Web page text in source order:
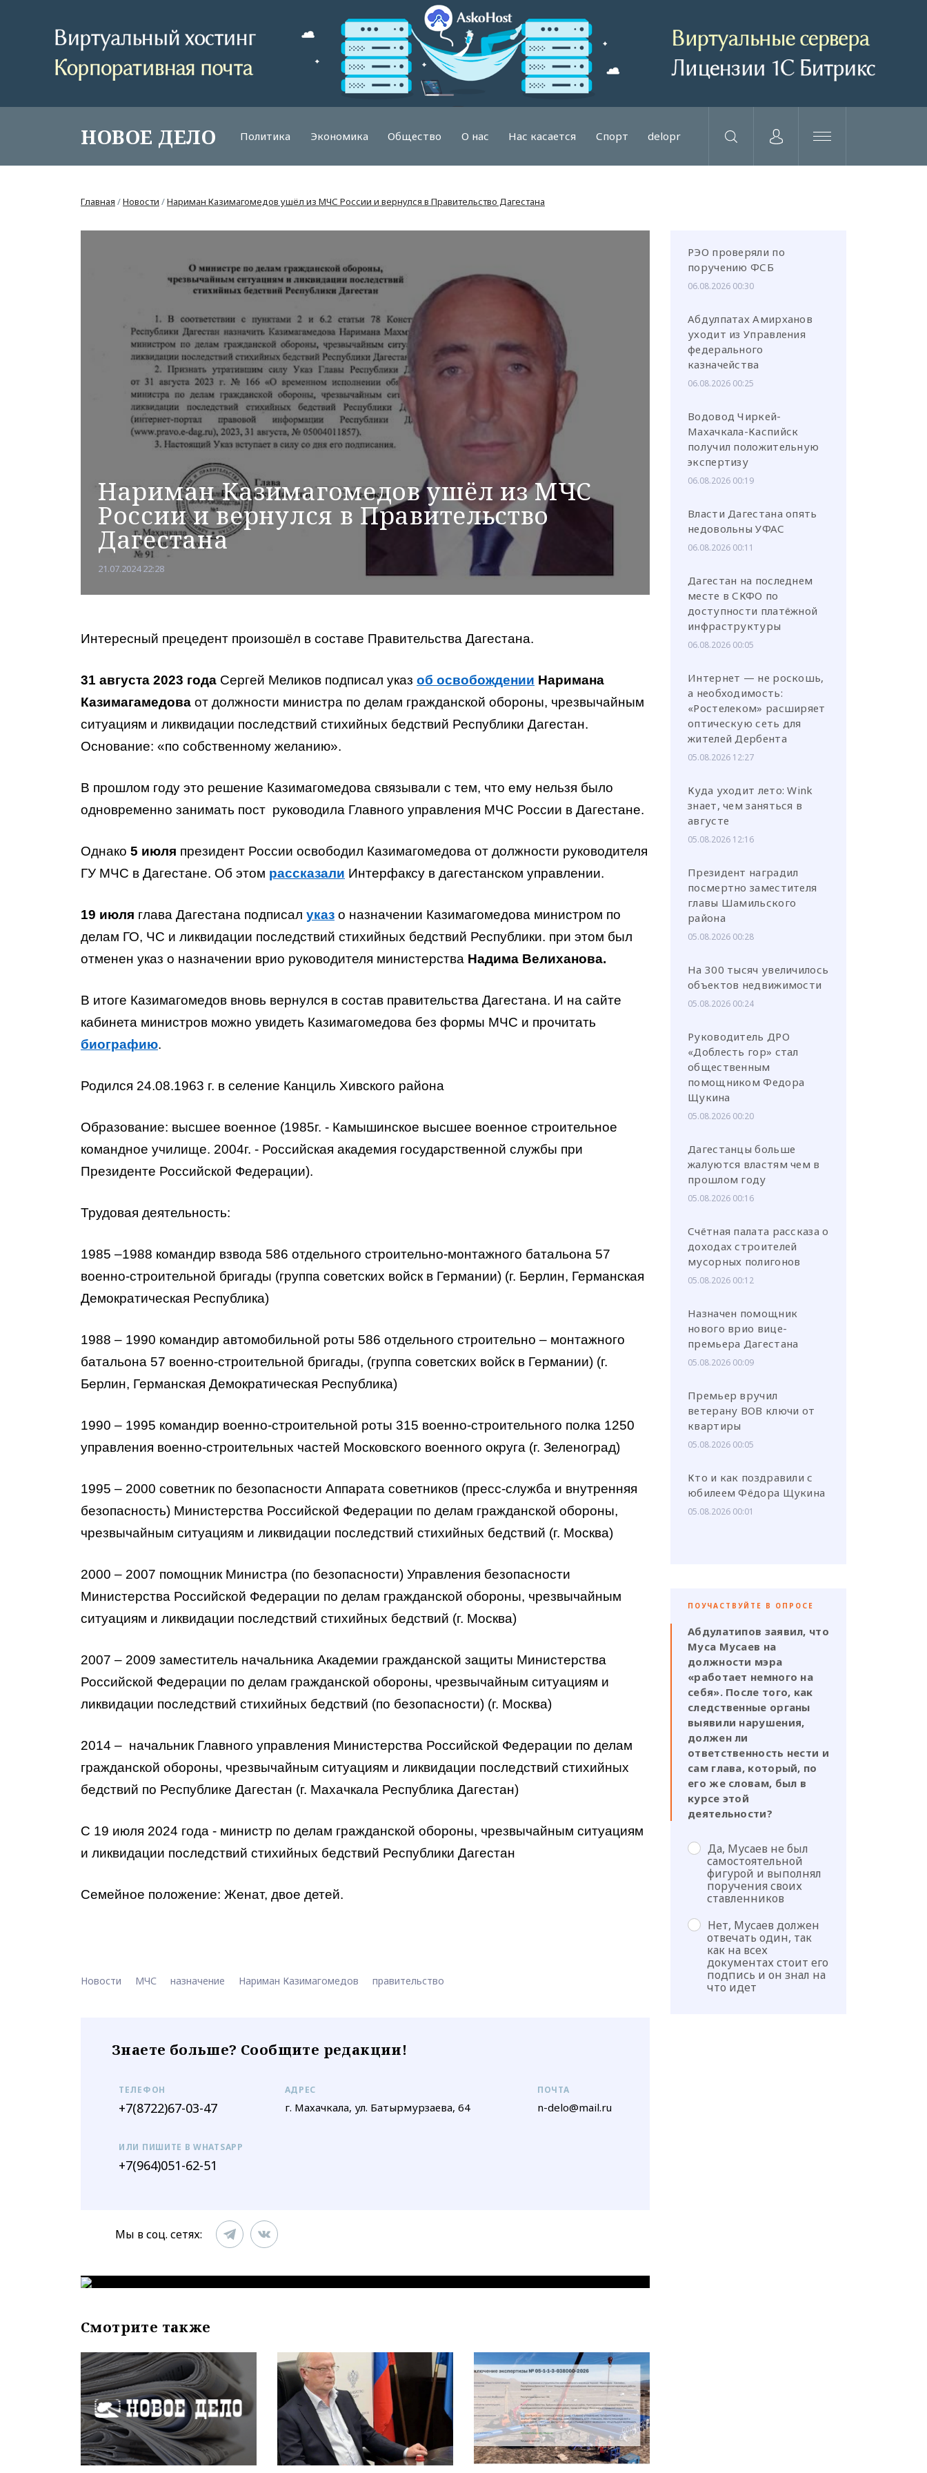
НОВОЕ ДЕЛО Политика Экономика Общество О нас Нас касается Спорт delopr
Главная /Новости /Нариман Казимагомедов ушёл из МЧС России и вернулся в Правительство Дагестана
Нариман Казимагомедов ушёл из МЧС
России и вернулся в Правительство
Дагестана
21.07.2024 22:28
Интересный прецедент произошёл в составе Правительства Дагестана.
31 августа 2023 года Сергей Меликов подписал указ об освобождении Наримана
Казимагамедова от должности министра по делам гражданской обороны, чрезвычайным
ситуациям и ликвидации последствий стихийных бедствий Республики Дагестан.
Основание: «по собственному желанию».
В прошлом году это решение Казимагомедова связывали с тем, что ему нельзя было
одновременно занимать пост руководила Главного управления МЧС России в Дагестане.
Однако 5 июля президент России освободил Казимагомедова от должности руководителя
ГУ МЧС в Дагестане. Об этом рассказали Интерфаксу в дагестанском управлении.
19 июля глава Дагестана подписал указ о назначении Казимагомедова министром по
делам ГО, ЧС и ликвидации последствий стихийных бедствий Республики. при этом был
отменен указ о назначении врио руководителя министерства Надима Велиханова.
В итоге Казимагомедов вновь вернулся в состав правительства Дагестана. И на сайте
кабинета министров можно увидеть Казимагомедова без формы МЧС и прочитать
биографию.
Родился 24.08.1963 г. в селение Канциль Хивского района
Образование: высшее военное (1985г. - Камышинское высшее военное строительное
командное училище. 2004г. - Российская академия государственной службы при
Президенте Российской Федерации).
Трудовая деятельность:
1985 –1988 командир взвода 586 отдельного строительно-монтажного батальона 57
военно-строительной бригады (группа советских войск в Германии) (г. Берлин, Германская
Демократическая Республика)
1988 – 1990 командир автомобильной роты 586 отдельного строительно – монтажного
батальона 57 военно-строительной бригады, (группа советских войск в Германии) (г.
Берлин, Германская Демократическая Республика)
1990 – 1995 командир военно-строительной роты 315 военно-строительного полка 1250
управления военно-строительных частей Московского военного округа (г. Зеленоград)
1995 – 2000 советник по безопасности Аппарата советников (пресс-служба и внутренняя
безопасность) Министерства Российской Федерации по делам гражданской обороны,
чрезвычайным ситуациям и ликвидации последствий стихийных бедствий (г. Москва)
2000 – 2007 помощник Министра (по безопасности) Управления безопасности
Министерства Российской Федерации по делам гражданской обороны, чрезвычайным
ситуациям и ликвидации последствий стихийных бедствий (г. Москва)
2007 – 2009 заместитель начальника Академии гражданской защиты Министерства
Российской Федерации по делам гражданской обороны, чрезвычайным ситуациям и
ликвидации последствий стихийных бедствий (по безопасности) (г. Москва)
2014 – начальник Главного управления Министерства Российской Федерации по делам
гражданской обороны, чрезвычайным ситуациям и ликвидации последствий стихийных
бедствий по Республике Дагестан (г. Махачкала Республика Дагестан)
С 19 июля 2024 года - министр по делам гражданской обороны, чрезвычайным ситуациям
и ликвидации последствий стихийных бедствий Республики Дагестан
Семейное положение: Женат, двое детей.
Новости МЧС назначение Нариман Казимагомедов правительство
Знаете больше? Сообщите редакции!
ТЕЛЕФОН
+7(8722)67-03-47
АДРЕС
г. Махачкала, ул. Батырмурзаева, 64
ПОЧТА
n-delo@mail.ru
ИЛИ ПИШИТЕ В WHATSAPP
+7(964)051-62-51
Мы в соц. сетях:
Смотрите также
РЭО проверяли по
поручению ФСБ
06.08.2026 00:30
Абдулпатах Амирханов
уходит из Управления
федерального
казначейства
06.08.2026 00:25
Водовод Чиркей-
Махачкала-Каспийск
получил положительную
экспертизу
06.08.2026 00:19
Власти Дагестана опять
недовольны УФАС
06.08.2026 00:11
Дагестан на последнем
месте в СКФО по
доступности платёжной
инфраструктуры
06.08.2026 00:05
Интернет — не роскошь,
а необходимость:
«Ростелеком» расширяет
оптическую сеть для
жителей Дербента
05.08.2026 12:27
Куда уходит лето: Wink
знает, чем заняться в
августе
05.08.2026 12:16
Президент наградил
посмертно заместителя
главы Шамильского
района
05.08.2026 00:28
На 300 тысяч увеличилось
объектов недвижимости
05.08.2026 00:24
Руководитель ДРО
«Доблесть гор» стал
общественным
помощником Федора
Щукина
05.08.2026 00:20
Дагестанцы больше
жалуются властям чем в
прошлом году
05.08.2026 00:16
Счётная палата рассказа о
доходах строителей
мусорных полигонов
05.08.2026 00:12
Назначен помощник
нового врио вице-
премьера Дагестана
05.08.2026 00:09
Премьер вручил
ветерану ВОВ ключи от
квартиры
05.08.2026 00:05
Кто и как поздравили с
юбилеем Фёдора Щукина
05.08.2026 00:01
ПОУЧАСТВУЙТЕ В ОПРОСЕ
Абдулатипов заявил, что
Муса Мусаев на
должности мэра
«работает немного на
себя». После того, как
следственные органы
выявили нарушения,
должен ли
ответственность нести и
сам глава, который, по
его же словам, был в
курсе этой
деятельности?
Да, Мусаев не был
самостоятельной
фигурой и выполнял
поручения своих
ставленников
Нет, Мусаев должен
отвечать один, так
как на всех
документах стоит его
подпись и он знал на
что идет